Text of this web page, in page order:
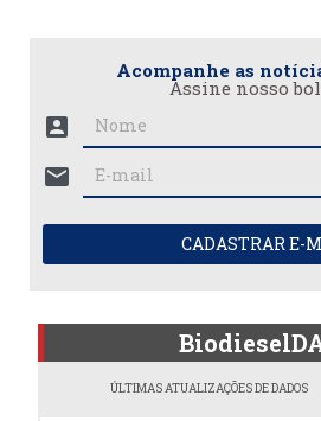
Acompanhe as
Assine nosso
account_box
mail
CADASTRAR E-
ÚLTIMAS ATUALIZAÇÕES DE DADOS